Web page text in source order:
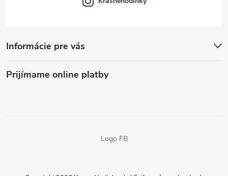
Informácie pre vás
Prijímame online platby
Logo FB